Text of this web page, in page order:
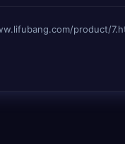
product/